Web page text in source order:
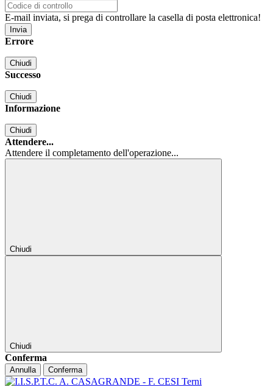
E-mail inviata, si prega di controllare la casella di posta elettronica!
Errore
Chiudi
Successo
Chiudi
Informazione
Chiudi
Attendere...
Attendere il completamento dell'operazione...
Chiudi
Chiudi
Conferma
Annulla Conferma